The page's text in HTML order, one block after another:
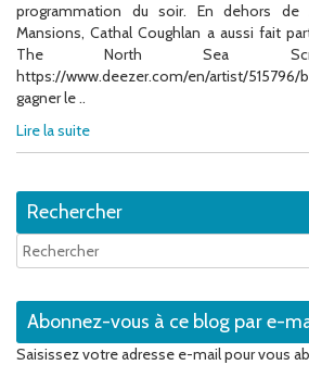
programmation du soir. En dehors de
Mansions, Cathal Coughlan a aussi fait
The North Sea
https://www.deezer.com/en/artist/515796/
gagner le ..
Lire la suite
Rechercher
Abonnez-vous à ce blog par e-
Saisissez votre adresse e-mail pour vous